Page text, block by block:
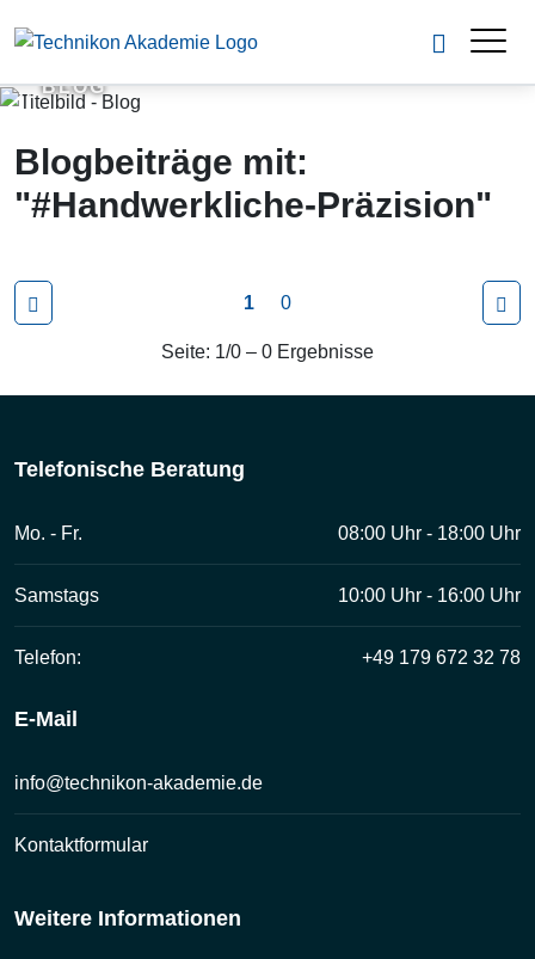
BLOG
Blogbeiträge mit:
"#Handwerkliche-Präzision"
Seite: 1/0 – 0 Ergebnisse
1 0
Telefonische Beratung
Mo. - Fr. 08:00 Uhr - 18:00 Uhr
Samstags 10:00 Uhr - 16:00 Uhr
Telefon: +49 179 672 32 78
E-Mail
info@technikon-akademie.de
Kontaktformular
Weitere Informationen